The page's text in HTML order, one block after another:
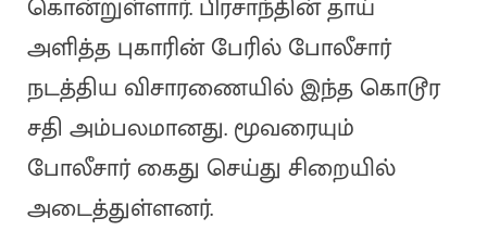
கொன்றுள்ளார். பிரசாந்தின் தாய்
அளித்த புகாரின் பேரில் போலீசார்
நடத்திய விசாரணையில் இந்த கொடூர
சதி அம்பலமானது. மூவரையும்
போலீசார் கைது செய்து சிறையில்
அடைத்துள்ளனர்.